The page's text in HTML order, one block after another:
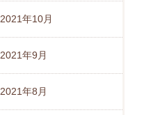
2021年10月
2021年9月
2021年8月